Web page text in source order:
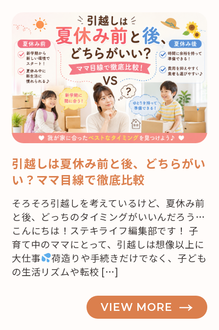
引越しは夏休み前と後、どちらがい
い？ママ目線で徹底比較
そろそろ引越しを考えているけど、夏休み前
と後、どっちのタイミングがいいんだろう…
こんにちは！ステキライフ編集部です！ 子
育て中のママにとって、引越しは想像以上に
大仕事
荷造りや手続きだけでなく、子ども
の生活リズムや転校 […]
VIEW MORE